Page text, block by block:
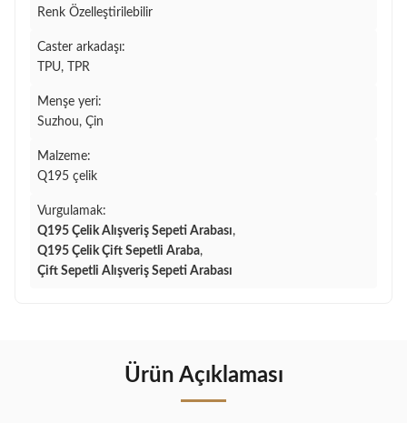
Renk Özelleştirilebilir
Caster arkadaşı:
TPU, TPR
Menşe yeri:
Suzhou, Çin
Malzeme:
Q195 çelik
Vurgulamak:
Q195 Çelik Alışveriş Sepeti Arabası,
Q195 Çelik Çift Sepetli Araba,
Çift Sepetli Alışveriş Sepeti Arabası
Ürün Açıklaması